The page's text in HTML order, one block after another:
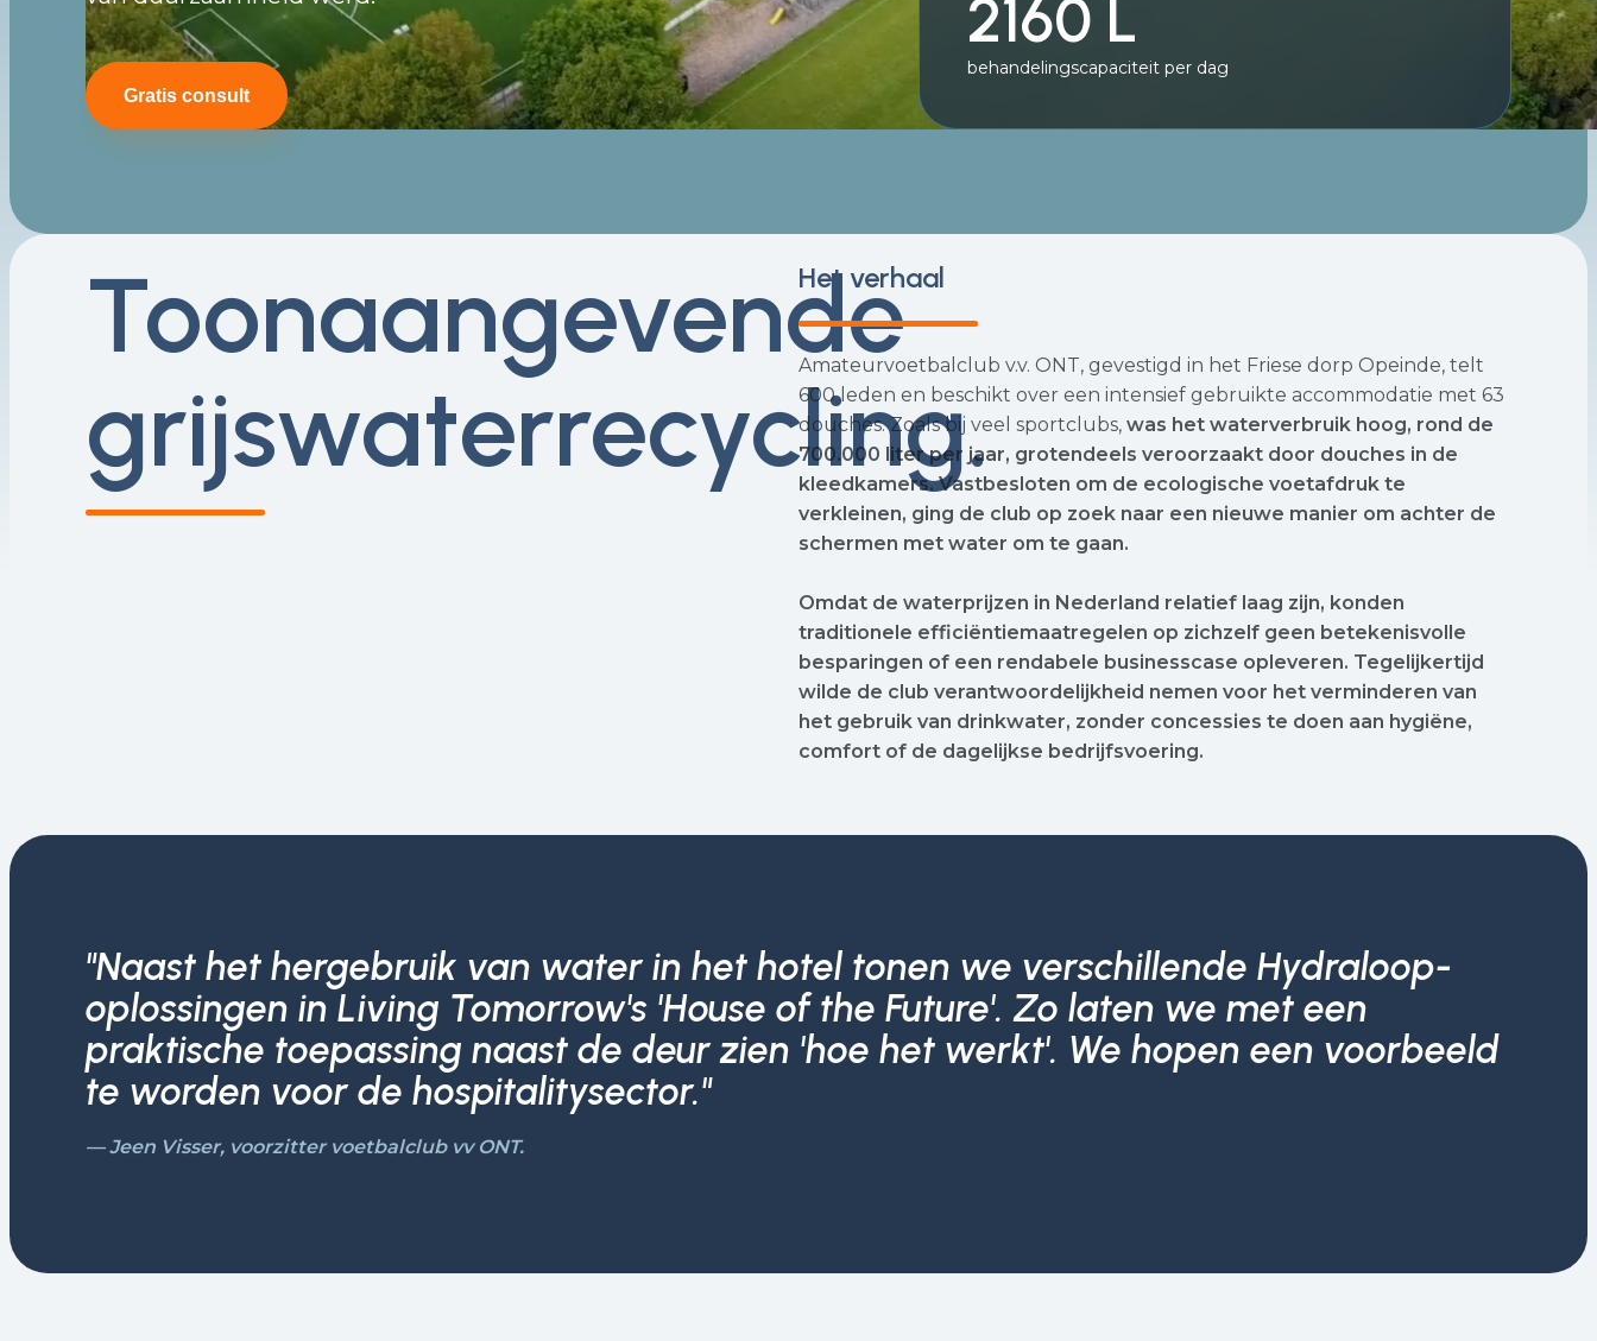
2160 L
behandelingscapaciteit per dag
Gratis consult
Toonaangevende
grijswaterrecycling.
Het verhaal
Amateurvoetbalclub v.v. ONT, gevestigd in het Friese dorp Opeinde, telt
600 leden en beschikt over een intensief gebruikte accommodatie met 63
douches. Zoals bij veel sportclubs, was het waterverbruik hoog, rond de
700.000 liter per jaar, grotendeels veroorzaakt door douches in de
kleedkamers. Vastbesloten om de ecologische voetafdruk te
verkleinen, ging de club op zoek naar een nieuwe manier om achter de
schermen met water om te gaan.
Omdat de waterprijzen in Nederland relatief laag zijn, konden
traditionele efficiëntiemaatregelen op zichzelf geen betekenisvolle
besparingen of een rendabele businesscase opleveren. Tegelijkertijd
wilde de club verantwoordelijkheid nemen voor het verminderen van
het gebruik van drinkwater, zonder concessies te doen aan hygiëne,
comfort of de dagelijkse bedrijfsvoering.
"Naast het hergebruik van water in het hotel tonen we verschillende Hydraloop-
oplossingen in Living Tomorrow's 'House of the Future'. Zo laten we met een
praktische toepassing naast de deur zien 'hoe het werkt'. We hopen een voorbeeld
te worden voor de hospitalitysector."
— Jeen Visser, voorzitter voetbalclub vv ONT.